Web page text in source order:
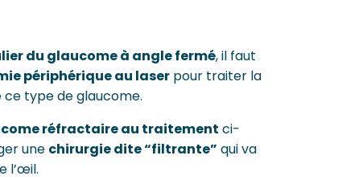
du glaucome à angle fermé, il faut
périphérique au laserpour traiter la
type de glaucome.
réfractaire au traitement ci-
une chirurgie dite “filtrante” qui va
l’œil.